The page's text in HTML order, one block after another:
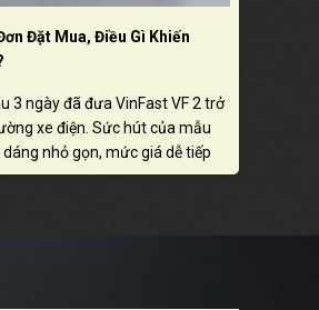
Đặt Mua, Điều Gì Khiến
3 ngày đã đưa VinFast VF 2 trở
xe điện. Sức hút của mẫu
nhỏ gọn, mức giá dễ tiếp
cầu di chuyển linh hoạt trong